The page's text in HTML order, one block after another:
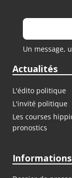
Un message,
Actualités
L'édito politique
L'invité politique
Les courses
pronostics
Informations